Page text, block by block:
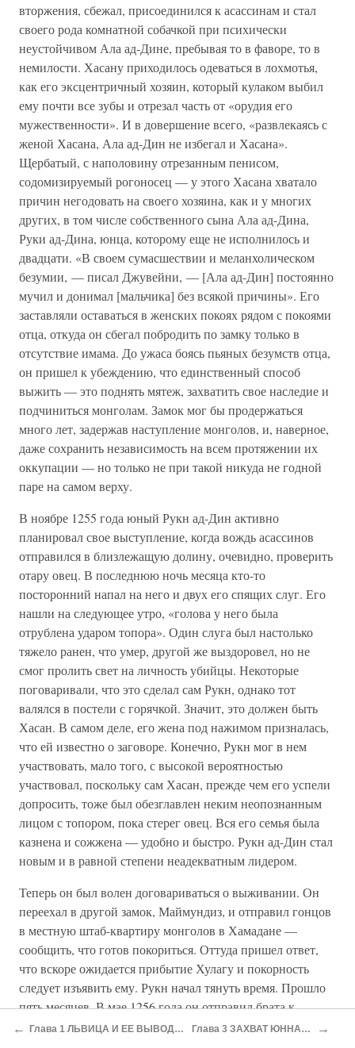
вторжения, сбежал, присоединился к асассинам и стал
своего рода комнатной собачкой при психически
неустойчивом Ала ад-Дине, пребывая то в фаворе, то в
немилости. Хасану приходилось одеваться в лохмотья,
как его эксцентричный хозяин, который кулаком выбил
ему почти все зубы и отрезал часть от «орудия его
мужественности». И в довершение всего, «развлекаясь с
женой Хасана, Ала ад-Дин не избегал и Хасана».
Щербатый, с наполовину отрезанным пенисом,
содомизируемый рогоносец — у этого Хасана хватало
причин негодовать на своего хозяина, как и у многих
других, в том числе собственного сына Ала ад-Дина,
Руки ад-Дина, юнца, которому еще не исполнилось и
двадцати. «В своем сумасшествии и меланхолическом
безумии, — писал Джувейни, — [Ала ад-Дин] постоянно
мучил и донимал [мальчика] без всякой причины». Его
заставляли оставаться в женских покоях рядом с покоями
отца, откуда он сбегал побродить по замку только в
отсутствие имама. До ужаса боясь пьяных безумств отца,
он пришел к убеждению, что единственный способ
выжить — это поднять мятеж, захватить свое наследие и
подчиниться монголам. Замок мог бы продержаться
много лет, задержав наступление монголов, и, наверное,
даже сохранить независимость на всем протяжении их
оккупации — но только не при такой никуда не годной
паре на самом верху.
В ноябре 1255 года юный Рукн ад-Дин активно
планировал свое выступление, когда вождь асассинов
отправился в близлежащую долину, очевидно, проверить
отару овец. В последнюю ночь месяца кто-то
посторонний напал на него и двух его спящих слуг. Его
нашли на следующее утро, «голова у него была
отрублена ударом топора». Один слуга был настолько
тяжело ранен, что умер, другой же выздоровел, но не
смог пролить свет на личность убийцы. Некоторые
поговаривали, что это сделал сам Рукн, однако тот
валялся в постели с горячкой. Значит, это должен быть
Хасан. В самом деле, его жена под нажимом призналась,
что ей известно о заговоре. Конечно, Рукн мог в нем
участвовать, мало того, с высокой вероятностью
участвовал, поскольку сам Хасан, прежде чем его успели
допросить, тоже был обезглавлен неким неопознанным
лицом с топором, пока стерег овец. Вся его семья была
казнена и сожжена — удобно и быстро. Рукн ад-Дин стал
новым и в равной степени неадекватным лидером.
Теперь он был волен договариваться о выживании. Он
переехал в другой замок, Маймундиз, и отправил гонцов
в местную штаб-квартиру монголов в Хамадане —
сообщить, что готов покориться. Оттуда пришел ответ,
что вскоре ожидается прибытие Хулагу и покорность
следует изъявить ему. Рукн начал тянуть время. Прошло
пять месяцев. В мае 1256 года он отправил брата к
Хулагу, находившемуся теперь в пяти днях пути, в
← Глава 1 ЛЬВИЦА И ЕЕ ВЫВОДОК Глава 3 ЗАХВАТ ЮННАНИ →